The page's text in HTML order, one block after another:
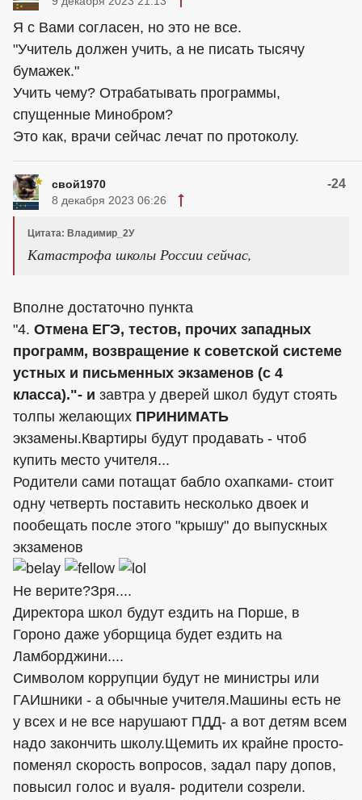
Я с Вами согласен, но это не все.
"Учитель должен учить, а не писать тысячу
бумажек."
Учить чему? Отрабатывать программы,
спущенные Минобром?
Это как, врачи сейчас лечат по протоколу.
свой1970 -24
8 декабря 2023 06:26
Цитата: Владимир_2У
Катастрофа школы России сейчас,
Вполне достаточно пункта
"4. Отмена ЕГЭ, тестов, прочих западных
программ, возвращение к советской системе
устных и письменных экзаменов (с 4
класса)."- и завтра у дверей школ будут стоять
толпы желающих ПРИНИМАТЬ
экзамены.Квартиры будут продавать - чтоб
купить место учителя...
Родители сами потащат бабло охапками- стоит
одну четверть поставить несколько двоек и
пообещать после этого "крышу" до выпускных
экзаменов
Не верите?Зря....
Директора школ будут ездить на Порше, в
Гороно даже уборщица будет ездить на
Ламборджини....
Символом коррупции будут не министры или
ГАИшники - а обычные учителя.Машины есть не
у всех и не все нарушают ПДД- а вот детям всем
надо закончить школу.Щемить их крайне просто-
поменял скорость вопросов, задал пару допов,
повысил голос и вуаля- родители созрели.